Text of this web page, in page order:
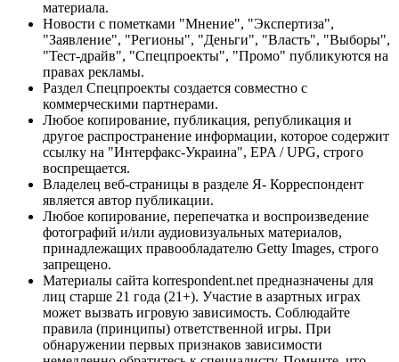
материала.
Новости с пометками "Мнение", "Экспертиза",
"Заявление", "Регионы", "Деньги", "Власть", "Выборы",
"Тест-драйв", "Спецпроекты", "Промо" публикуются на
правах рекламы.
Раздел Спецпроекты создается совместно с
коммерческими партнерами.
Любое копирование, публикация, републикация и
другое распространение информации, которое содержит
ссылку на "Интерфакс-Украина", EPA / UPG, строго
воспрещается.
Владелец веб-страницы в разделе Я- Корреспондент
является автор публикации.
Любое копирование, перепечатка и воспроизведение
фотографий и/или аудиовизуальных материалов,
принадлежащих правообладателю Getty Images, строго
запрещено.
Материалы сайта korrespondent.net предназначены для
лиц старше 21 года (21+). Участие в азартных играх
может вызвать игровую зависимость. Соблюдайте
правила (принципы) ответственной игры. При
обнаружении первых признаков зависимости